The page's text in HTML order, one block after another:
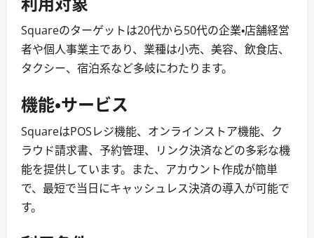
Squareのターゲットは20代から50代の企業・店舗経営
者や個人事業主であり、業種は小売、美容、飲食店、
タクシー、宿泊系など多岐にわたります。
機能・サービス
SquareはPOSレジ機能、オンラインストア機能、ク
ラウド請求書、予約管理、リンク決済などの多彩な機
能を提供しています。また、アカウント作成が簡単
で、最短で当日にキャッシュレス決済の導入が可能で
す。